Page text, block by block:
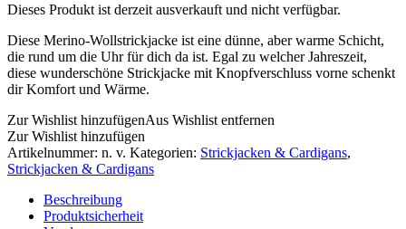
Dieses Produkt ist derzeit ausverkauft und nicht verfügbar.
Diese Merino-Wollstrickjacke ist eine dünne, aber warme Schicht,
die rund um die Uhr für dich da ist. Egal zu welcher Jahreszeit,
diese wunderschöne Strickjacke mit Knopfverschluss vorne schenkt
dir Komfort und Wärme.
Zur Wishlist hinzufügenAus Wishlist entfernen
Zur Wishlist hinzufügen
Artikelnummer: n. v. Kategorien: Strickjacken & Cardigans,
Strickjacken & Cardigans
Beschreibung
Produktsicherheit